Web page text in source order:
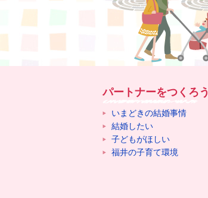
パートナーをつくろう
いまどきの結婚事情
結婚したい
子どもがほしい
福井の子育て環境